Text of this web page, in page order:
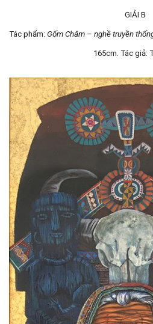
GIẢI B
Tác phẩm: Gốm Chăm – nghề truyền
165cm. Tác giả: